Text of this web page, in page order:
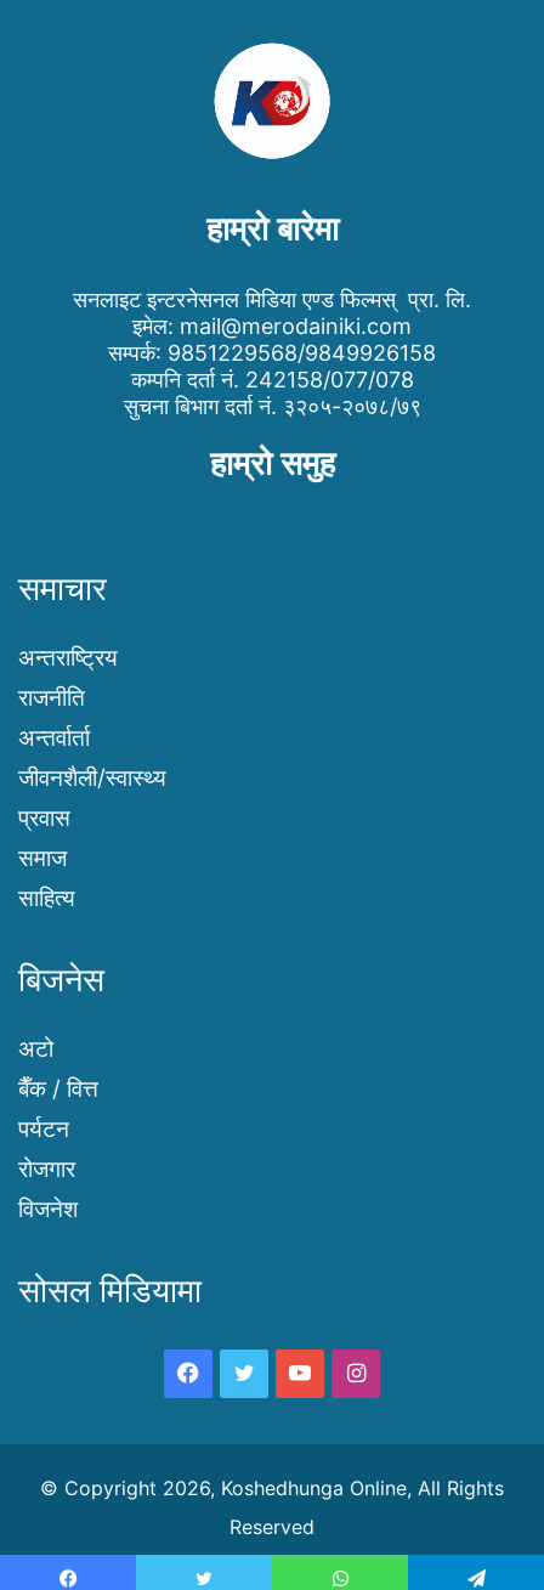
हाम्रो बारेमा
सनलाइट इन्टरनेसनल मिडिया एण्ड फिल्मस् प्रा. लि.
इमेल: mail@merodainiki.com
सम्पर्क: 9851229568/9849926158
कम्पनि दर्ता नं. 242158/077/078
सुचना बिभाग दर्ता नं. ३२०५-२०७८/७९
हाम्रो समुह
समाचार
अन्तराष्ट्रिय
राजनीति
अन्तर्वार्ता
जीवनशैली/स्वास्थ्य
प्रवास
समाज
साहित्य
बिजनेस
अटो
बैँक / वित्त
पर्यटन
रोजगार
विजनेश
सोसल मिडियामा
Facebook
TwitterYouTubeInstagram
© Copyright 2026, Koshedhunga Online, All Rights
Reserved